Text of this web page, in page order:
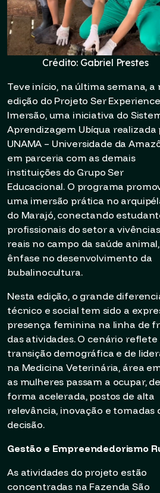
Crédito: Gabriel Prestes
Teve início, na última semana, a
edição do Projeto Ser Experience
Imersão, uma iniciativa do
Aprendizagem Ubíqua realizada
UNAMA – Universidade da
em parceria com as demais
instituições do Grupo Ser
Educacional. O programa
uma imersão prática no
do Marajó, conectando
profissionais do setor a vivências
reais no campo da saúde
ênfase no desenvolvimento da
bubalinocultura.
Nesta edição, o grande
técnico e social tem sido a
presença feminina na linha de
das atividades. O cenário reflete
transição demográfica e de
na Medicina Veterinária, área
as mulheres passam a ocupar, de
forma acelerada, postos de alta
relevância, inovação e tomadas
decisão.
Gestão e Empreendedorismo
As atividades do projeto estão
concentradas na Fazenda São